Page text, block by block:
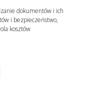
dokumentów i ich
i bezpieczeństwo,
kosztów